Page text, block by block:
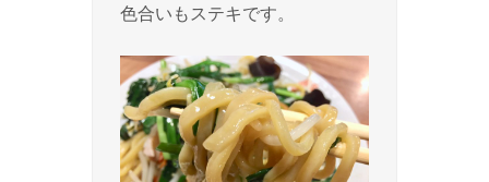
色合いもステキです。